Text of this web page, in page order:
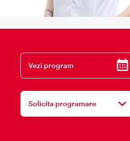
Vezi program
Solicita programare